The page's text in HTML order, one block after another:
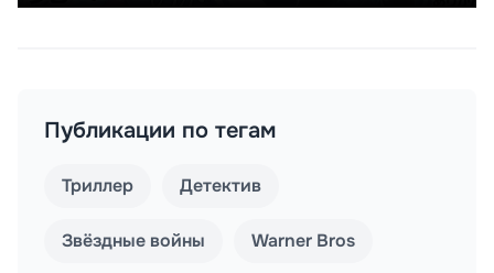
Публикации по тегам
Триллер Детектив
Звёздные войны Warner Bros